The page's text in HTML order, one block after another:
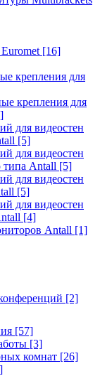
[16]
крепления для
крепления для
для видеостен
[5]
для видеостен
типа Antall [5]
для видеостен
[5]
для видеостен
[4]
Antall [1]
[2]
[57]
[3]
комнат [26]